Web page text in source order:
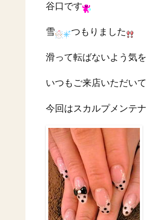
谷口です
雪 つもりました
滑って転ばないよう気
いつもご来店いただい
今回はスカルプメンテ